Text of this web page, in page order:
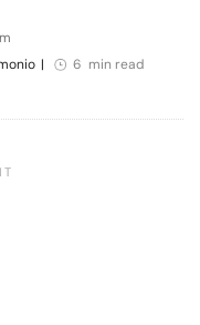
| 6 min read